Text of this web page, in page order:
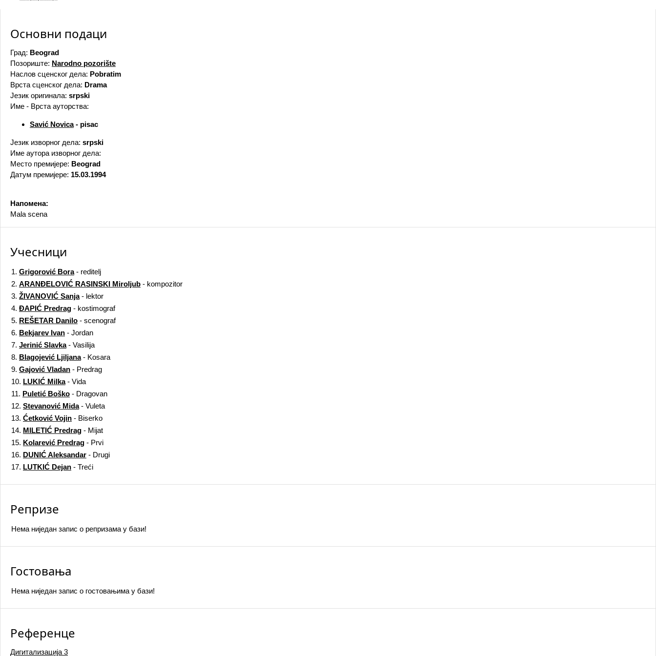
Основни подаци
Град: Beograd
Позориште: Narodno pozorište
Наслов сценског дела: Pobratim
Врста сценског дела: Drama
Језик оригинала: srpski
Име - Врста ауторства:
Savić Novica- pisac
Језик изворног дела: srpski
Име аутора изворног дела:
Место премијере: Beograd
Датум премијере: 15.03.1994
Напомена:
Mala scena
Учесници
1. Grigorović Bora- reditelj
2. ARANĐELOVIĆ RASINSKI Miroljub - kompozitor
3. ŽIVANOVIĆ Sanja- lektor
4. ĐAPIĆ Predrag - kostimograf
5. REŠETAR Danilo - scenograf
6. Bekjarev Ivan - Jordan
7. Jerinić Slavka- Vasilija
8. Blagojević Ljiljana- Kosara
9. Gajović Vladan - Predrag
10. LUKIĆ Milka- Vida
11. Puletić Boško - Dragovan
12. Stevanović Mida- Vuleta
13. Ćetković Vojin - Biserko
14. MILETIĆ Predrag - Mijat
15. Kolarević Predrag - Prvi
16. DUNIĆ Aleksandar - Drugi
17. LUTKIĆ Dejan - Treći
Репризе
Нема ниједан запис o репризама у бази!
Гостовања
Нема ниједан запис o гостовањима у бази!
Референце
Дигитализација 3